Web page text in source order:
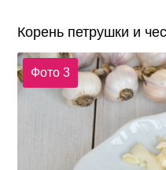
Корень петрушки и
Фото 3